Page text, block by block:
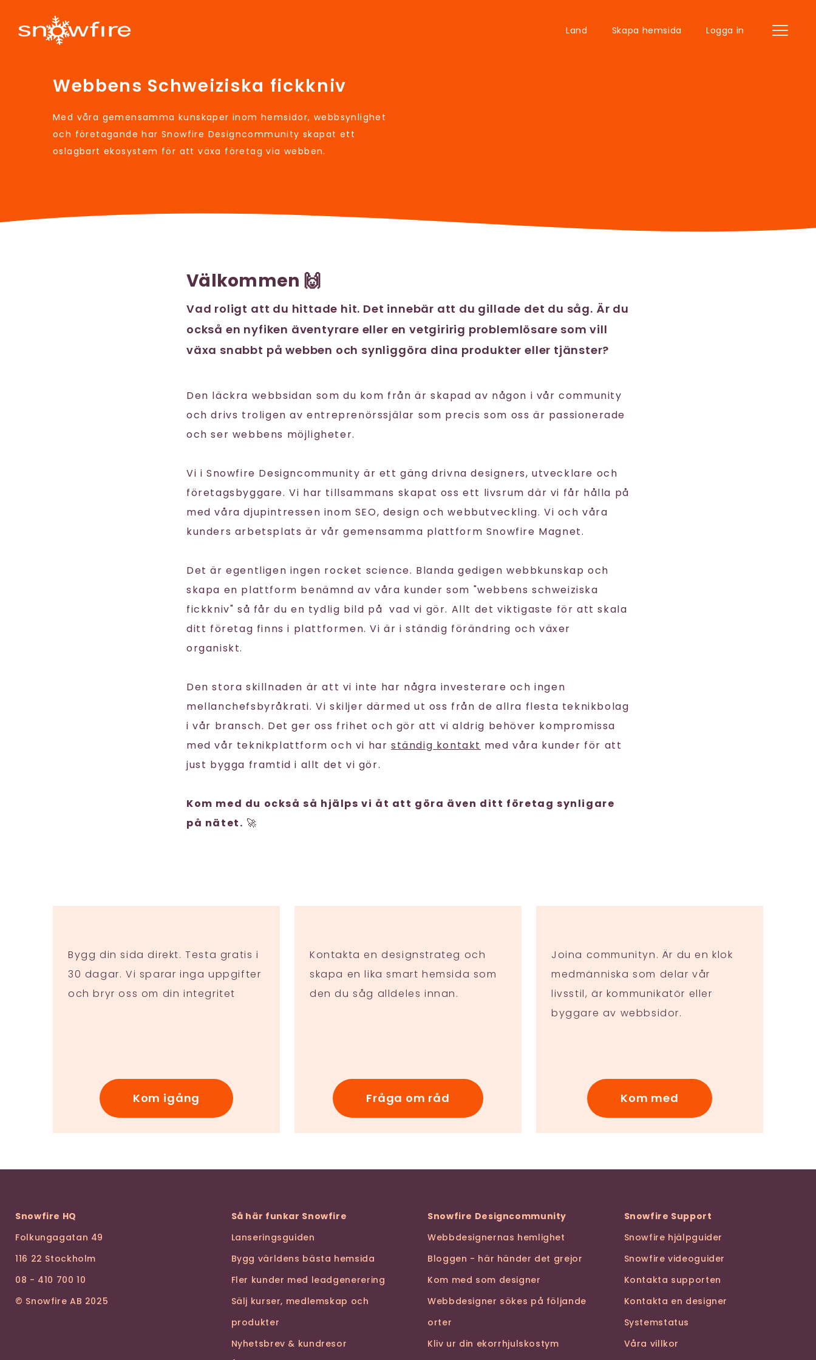
Land Skapa hemsida Logga in
Webbens Schweiziska fickkniv
Med våra gemensamma kunskaper inom hemsidor, webbsynlighet
och företagande har Snowfire Designcommunity skapat ett
oslagbart ekosystem för att växa företag via webben.
Välkommen 🙌
Vad roligt att du hittade hit. Det innebär att du gillade det du såg. Är du
också en nyfiken äventyrare eller en vetgiririg problemlösare som vill
växa snabbt på webben och synliggöra dina produkter eller tjänster?
Den läckra webbsidan som du kom från är skapad av någon i vår community
och drivs troligen av entreprenörssjälar som precis som oss är passionerade
och ser webbens möjligheter.
Vi i Snowfire Designcommunity är ett gäng drivna designers, utvecklare och
företagsbyggare. Vi har tillsammans skapat oss ett livsrum där vi får hålla på
med våra djupintressen inom SEO, design och webbutveckling. Vi och våra
kunders arbetsplats är vår gemensamma plattform Snowfire Magnet.
Det är egentligen ingen rocket science. Blanda gedigen webbkunskap och
skapa en plattform benämnd av våra kunder som "webbens schweiziska
fickkniv" så får du en tydlig bild på vad vi gör. Allt det viktigaste för att skala
ditt företag finns i plattformen. Vi är i ständig förändring och växer
organiskt.
Den stora skillnaden är att vi inte har några investerare och ingen
mellanchefsbyråkrati. Vi skiljer därmed ut oss från de allra flesta teknikbolag
i vår bransch. Det ger oss frihet och gör att vi aldrig behöver kompromissa
med vår teknikplattform och vi harständig kontakt med våra kunder för att
just bygga framtid i allt det vi gör.
Kom med du också så hjälps vi åt att göra även ditt företag synligare
på nätet. 🚀
Bygg din sida direkt. Testa gratis i
30 dagar. Vi sparar inga uppgifter
och bryr oss om din integritet
Kom igång
Kontakta en designstrateg och
skapa en lika smart hemsida som
den du såg alldeles innan.
Fråga om råd
Joina communityn. Är du en klok
medmänniska som delar vår
livsstil, är kommunikatör eller
byggare av webbsidor.
Kom med
Snowfire HQ
Folkungagatan 49
116 22 Stockholm
08 - 410 700 10
© Snowfire AB 2025
Så här funkar Snowfire
Lanseringsguiden
Bygg världens bästa hemsida
Fler kunder med leadgenerering
Sälj kurser, medlemskap och
produkter
Nyhetsbrev & kundresor
Snowfire Designcommunity
Webbdesignernas hemlighet
Bloggen - här händer det grejor
Kom med som designer
Webbdesigner sökes på följande
orter
Kliv ur din ekorrhjulskostym
Snowfire Support
Snowfire hjälpguider
Snowfire videoguider
Kontakta supporten
Kontakta en designer
Systemstatus
Våra villkor